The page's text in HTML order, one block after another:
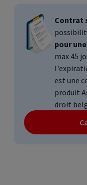
Contrat
pour
max 45
est une
produit
droit